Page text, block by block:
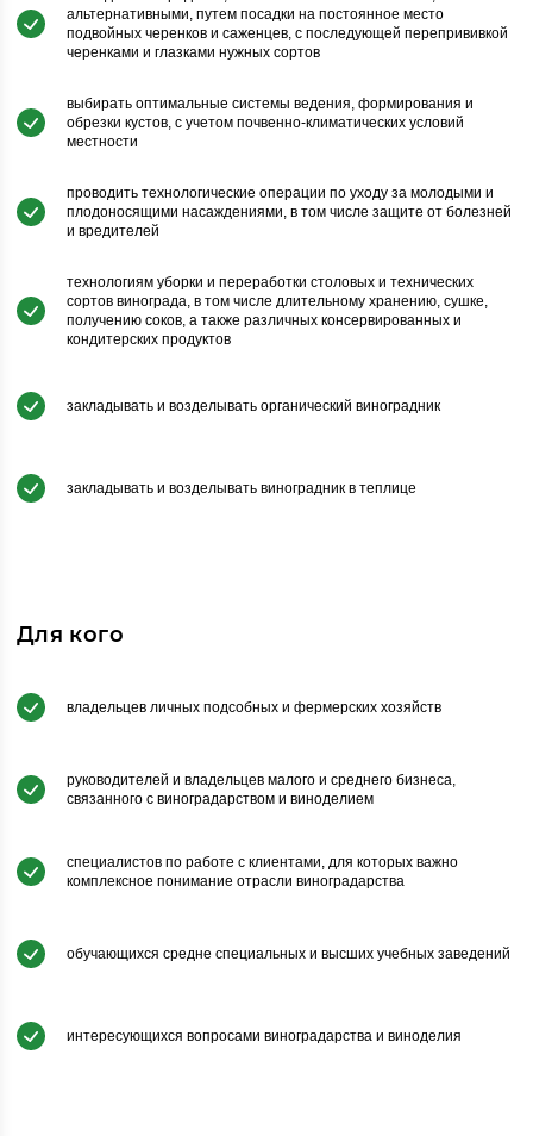
альтернативными, путем посадки на постоянное место
подвойных черенков и саженцев, с последующей перепрививкой
черенками и глазками нужных сортов
выбирать оптимальные системы ведения, формирования и
обрезки кустов, с учетом почвенно-климатических условий
местности
проводить технологические операции по уходу за молодыми и
плодоносящими насаждениями, в том числе защите от болезней
и вредителей
технологиям уборки и переработки столовых и технических
сортов винограда, в том числе длительному хранению, сушке,
получению соков, а также различных консервированных и
кондитерских продуктов
закладывать и возделывать органический виноградник
закладывать и возделывать виноградник в теплице
Для кого
владельцев личных подсобных и фермерских хозяйств
руководителей и владельцев малого и среднего бизнеса,
связанного с виноградарством и виноделием
специалистов по работе с клиентами, для которых важно
комплексное понимание отрасли виноградарства
обучающихся средне специальных и высших учебных заведений
интересующихся вопросами виноградарства и виноделия